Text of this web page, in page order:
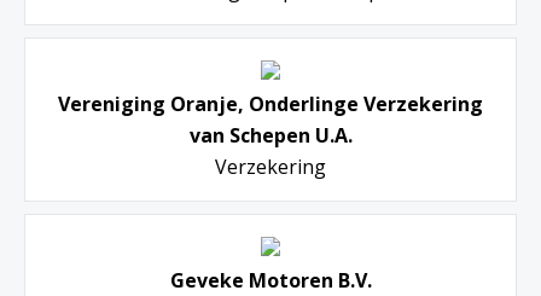
Vereniging Oranje, Onderlinge Verzekering
van Schepen U.A.
Verzekering
Geveke Motoren B.V.